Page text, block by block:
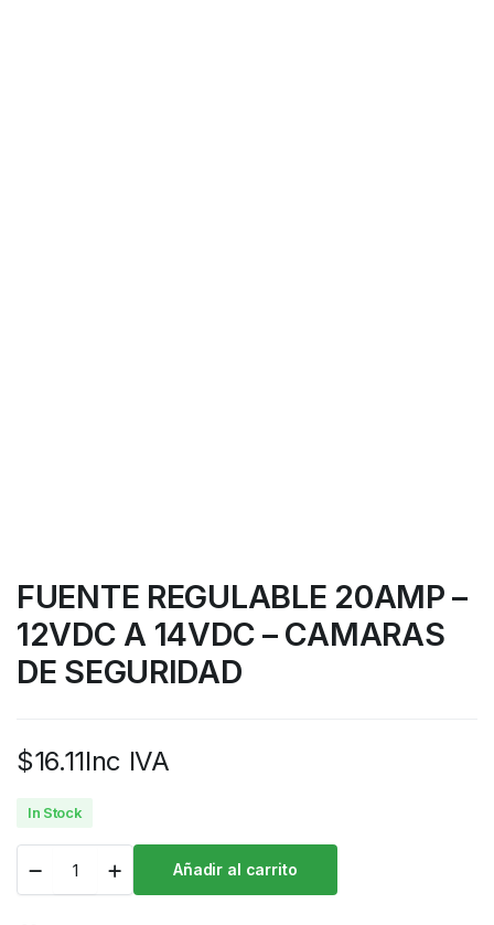
FUENTE REGULABLE 20AMP –
12VDC A 14VDC – CAMARAS
DE SEGURIDAD
$16.11Inc IVA
In Stock
Añadir al carrito